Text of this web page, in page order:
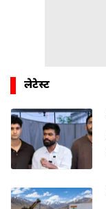
लेटेस्ट